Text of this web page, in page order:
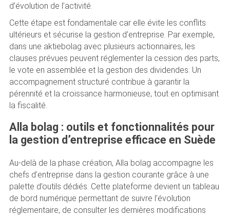
d’évolution de l’activité.
Cette étape est fondamentale car elle évite les conflits
ultérieurs et sécurise la gestion d’entreprise. Par exemple,
dans une aktiebolag avec plusieurs actionnaires, les
clauses prévues peuvent réglementer la cession des parts,
le vote en assemblée et la gestion des dividendes. Un
accompagnement structuré contribue à garantir la
pérennité et la croissance harmonieuse, tout en optimisant
la fiscalité.
Alla bolag : outils et fonctionnalités pour
la gestion d’entreprise efficace en Suède
Au-delà de la phase création, Alla bolag accompagne les
chefs d’entreprise dans la gestion courante grâce à une
palette d’outils dédiés. Cette plateforme devient un tableau
de bord numérique permettant de suivre l’évolution
réglementaire, de consulter les dernières modifications